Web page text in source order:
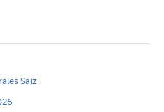
Saiz